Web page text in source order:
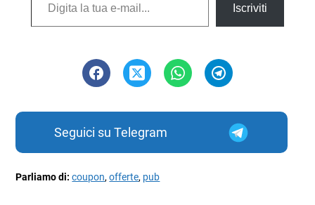
Iscriviti
Seguici su Telegram
Parliamo di:coupon,offerte, pub